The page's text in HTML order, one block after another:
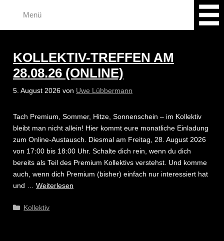
Menü
KOLLEKTIV-TREFFEN AM
28.08.26 (ONLINE)
5. August 2026 von Uwe Lübbermann
Tach Premium, Sommer, Hitze, Sonnenschein – im Kollektiv
bleibt man nicht allein! Hier kommt eure monatliche Einladung
zum Online-Austausch. Diesmal am Freitag, 28. August 2026
von 17:00 bis 18:00 Uhr. Schalte dich rein, wenn du dich
bereits als Teil des Premium Kollektivs verstehst. Und komme
auch, wenn dich Premium (bisher) einfach nur interessiert hat
und … Weiterlesen
Kategorien
Kollektiv